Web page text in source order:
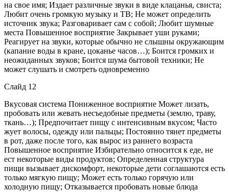
на свое имя; Издает различные звуки в виде клацанья, свиста;
Любит очень громкую музыку и ТВ; Не может определить
источник звука; Разговаривает сам с собой; Любит шумные
места Повышенное восприятие Закрывает уши руками;
Реагирует на звуки, которые обычно не слышны окружающим
(капание воды в кране, цоканье часов…); Боится громких и
неожиданных звуков; Боится шума бытовой техники; Не
может слушать и смотреть одновременно
Слайд 12
Вкусовая система Пониженное восприятие Может лизать,
пробовать или жевать несъедобные предметы (землю, траву,
ткань…); Предпочитает пищу с интенсивным вкусом; Часто
жует волосы, одежду или пальцы; Постоянно тянет предметы
в рот, даже после того, как вырос из раннего возраста
Повышенное восприятие Избирательно относится к еде, не
ест некоторые виды продуктов; Определенная структура
пищи вызывает дискомфорт, некоторые дети соглашаются есть
только мягкую пищу; Может есть только горячую или
холодную пищу; Отказывается пробовать новые блюда